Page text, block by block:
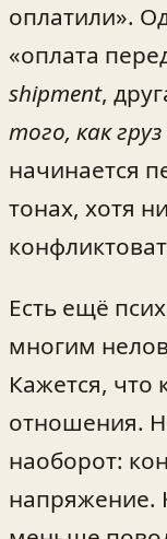
оплатили».
«оплата
shipment,
того, как
начинается
тонах, хотя
Есть ещё
многим
Кажется, что
отношения.
наоборот:
напряжение.